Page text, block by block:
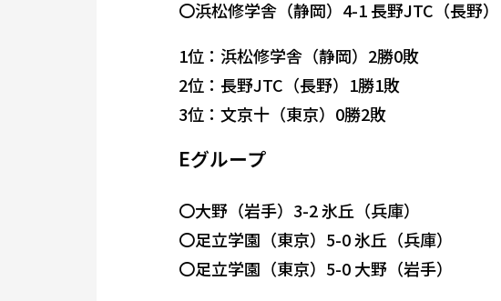
〇浜松修学舎（静岡）4-1 長野JTC（長野）
1位：浜松修学舎（静岡）2勝0敗
2位：長野JTC（長野）1勝1敗
3位：文京十（東京）0勝2敗
Eグループ
〇大野（岩手）3-2 氷丘（兵庫）
〇足立学園（東京）5-0 氷丘（兵庫）
〇足立学園（東京）5-0 大野（岩手）